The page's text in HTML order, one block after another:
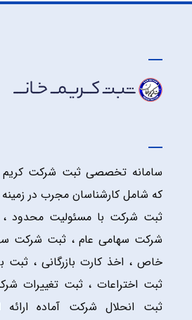
سامانه تخصصی ثبت شرکت
که شامل کارشناسان مجرب در
ثبت شرکت با مسئولیت محدود
شرکت سهامی عام ، ثبت شرکت
خاص ، اخذ کارت بازرگانی ، ثبت
ثبت اختراعات ، ثبت تغییرات
ثبت انحلال شرکت آماده ارائه